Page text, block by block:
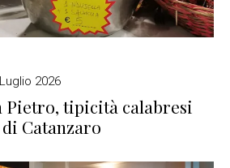
2026
Pietro, tipicità calabresi
Catanzaro